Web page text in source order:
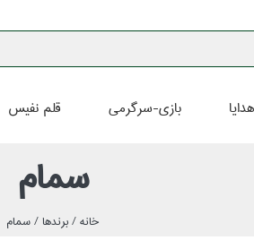
بازي-سرگرمي قلم نفيس
سمام
خانه /برندها /سمام